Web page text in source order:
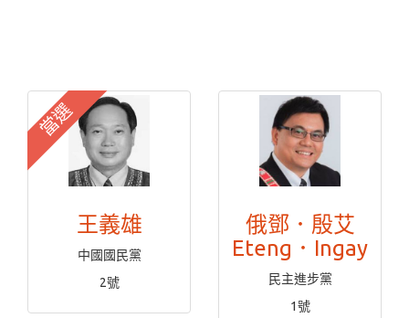
當選
王義雄
中國國民黨
2號
俄鄧．殷艾
Eteng．Ingay
民主進步黨
1號